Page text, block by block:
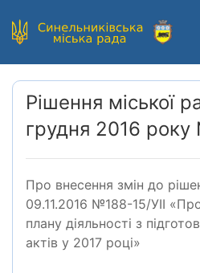
Рішення міської
грудня 2016
Про внесення змін до
09.11.2016 №188-15/УІІ
плану діяльності з
актів у 2017 році»